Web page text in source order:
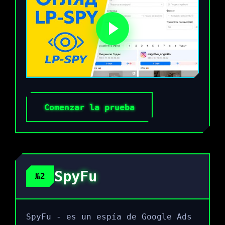
Comenzar la prueba
№2 SpyFu
SpyFu - es un espía de Google Ads